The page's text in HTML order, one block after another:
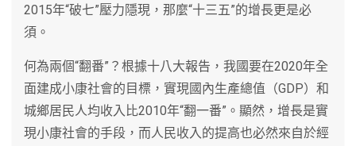
2015年“破七”壓力隱現，那麼“十三五”的增長更是必
須。
何為兩個“翻番”？根據十八大報告，我國要在2020年全
面建成小康社會的目標，實現國內生產總值（GDP）和
城鄉居民人均收入比2010年“翻一番”。顯然，增長是實
現小康社會的手段，而人民收入的提高也必然來自於經